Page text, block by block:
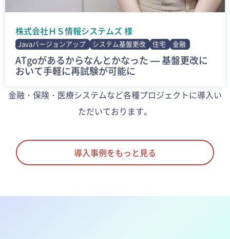
株式会社ＨＳ情報システムズ 様
Javaバージョンアップ システム基盤更改 住宅 金融
ATgoがあるからなんとかなった — 基盤更改に
おいて手軽に再試験が可能に
金融・保険・医療システムなど各種プロジェクトに導入い
ただいております。
導入事例をもっと見る